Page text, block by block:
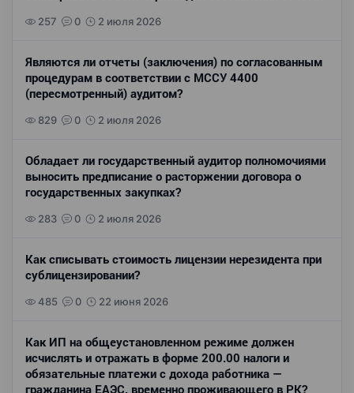
257 0 2 июля 2026
Являются ли отчеты (заключения) по согласованным
процедурам в соответствии с МССУ 4400
(пересмотренный) аудитом?
829 0 2 июля 2026
Обладает ли государственный аудитор полномочиями
выносить предписание о расторжении договора о
государственных закупках?
283 0 2 июля 2026
Как списывать стоимость лицензии нерезидента при
сублицензировании?
485 0 22 июня 2026
Как ИП на общеустановленном режиме должен
исчислять и отражать в форме 200.00 налоги и
обязательные платежи с дохода работника —
гражданина ЕАЭС, временно проживающего в РК?